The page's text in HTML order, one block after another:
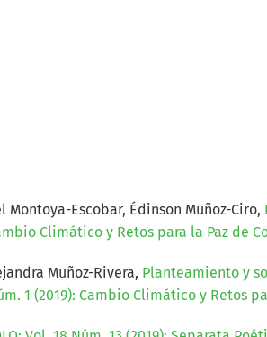
Escobar, Édinson Muñoz-Ciro,
Climático y Retos para la Paz de
Muñoz-Rivera, Planteamiento y
1 (2019): Cambio Climático y Retos